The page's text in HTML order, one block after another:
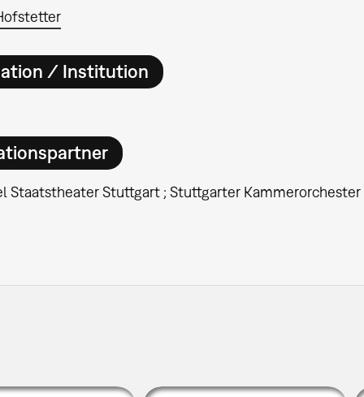
/ Institution
Staatstheater Stuttgart ; Stuttgarter Kammerorchester